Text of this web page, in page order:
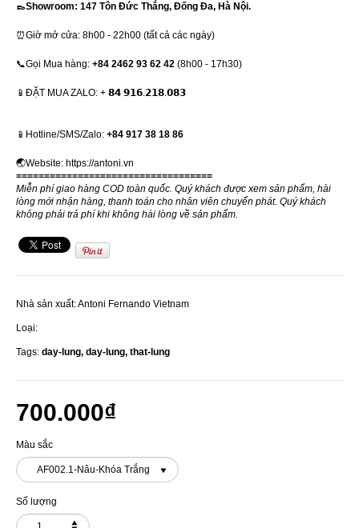
👞Showroom: 147 Tôn Đức Thắng, Đống Đa, Hà Nội.
⏰Giờ mở cửa: 8h00 - 22h00 (tất cả các ngày)
📞Gọi Mua hàng: +84 2462 93 62 42 (8h00 - 17h30)
📱ĐẶT MUA ZALO: + 𝟴𝟰 𝟵𝟭𝟲.𝟮𝟭𝟴.𝟬𝟴𝟯
📱Hotline/SMS/Zalo: +84 917 38 18 86
🌏Website: https://antoni.vn
===================================
Miễn phí giao hàng COD toàn quốc. Quý khách được xem sản phẩm, hài
lòng mới nhận hàng, thanh toán cho nhân viên chuyển phát. Quý khách
không phải trả phí khi không hài lòng về sản phẩm.
Nhà sản xuất:Antoni Fernando Vietnam
Loại:
Tags: day-lung, day-lung, that-lung
700.000₫
Màu sắc
AF002.1-Nâu-Khóa Trắng
Số lượng